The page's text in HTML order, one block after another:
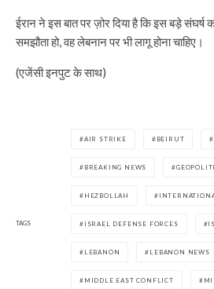
ईरान ने इस बात पर ज़ोर दिया है कि इस बड़े
समझौता हो, वह लेबनान पर भी लागू होना चाहिए।
(एजेंसी इनपुट के साथ)
TAGS
AIR STRIKE BEIRUT
BREAKING NEWS
HEZBOLLAH
ISRAEL DEFENSE FORCES
LEBANON LEBANON NEWS
MIDDLE EAST CONFLICT